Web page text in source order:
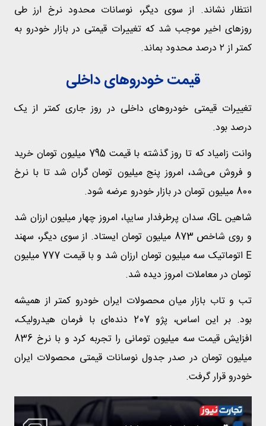
انتظار نشاند. از سوی دیگر، نوسانات محدود نرخ ارز طی
روزهای اخیر موجب شد که تغییرات قیمتی در بازار خودرو به
کمتر از ۲ درصد محدود بماند.
قیمت خودروهای داخلی
تغییرات قیمتی خودروهای داخلی در روز جاری کمتر از یک
درصد بود.
وانت زامیاد که تا روز گذشته با قیمت 795 میلیون تومان خرید
و فروش می‌شد، امروز پنج میلیون تومان گران شد تا با نرخ
800 میلیون تومان در بازار خودرو عرضه شود.
شاهین GL، سدان پرطرفدار سایپا، امروز چهار میلیون ارزان شد
و روی شاخص 873 میلیون تومان ایستاد. از سوی دیگر، سهند
E اتوماتیک سه میلیون تومان ارزان شد و با قیمت 777 میلیون
تومان در معاملات امروز دیده شد.
تب و تاب بازار میان محصولات ایران خودرو کمتر از همیشه
بود. بر این اساس، پژو 207 دنده‌ای با فرمان هیدرولیک،
افزایش قیمت سه میلیون تومانی را تجربه کرد و با نرخ 836
میلیون تومان در صدر جدول نوسانات قیمتی محصولات ایران
خودرو قرار گرفت.